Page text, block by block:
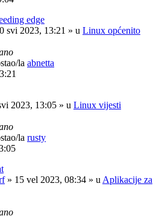
edge
svi 2023, 13:21 » u Linux općenito
la abnetta
2023, 13:05 » u Linux vijesti
la rusty
» 15 vel 2023, 08:34 » u Aplikacije za